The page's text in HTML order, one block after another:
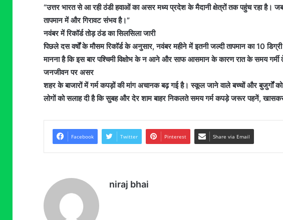
“उत्तर भारत से आ रही ठंडी हवाओं का असर मध्य प्रदेश के मैदानी क्षेत्रों तक पहुंच रहा
तापमान में और गिरावट संभव है।”
नवंबर में रिकॉर्ड तोड़ ठंड का सिलसिला जारी
पिछले दस वर्षों के मौसम रिकॉर्ड के अनुसार, नवंबर महीने में इतनी जल्दी तापमान का 10
मानना है कि इस बार पश्चिमी विक्षोभ के न आने और साफ आसमान के कारण रात के समय
जनजीवन पर असर
शहर के बाजारों में गर्म कपड़ों की मांग अचानक बढ़ गई है। स्कूल जाने वाले बच्चों और बुजुर्गों
लोगों को सलाह दी है कि सुबह और देर शाम बाहर निकलते समय गर्म कपड़े जरूर पहनें,
Facebook Twitter Pinterest Share via Email
niraj bhai